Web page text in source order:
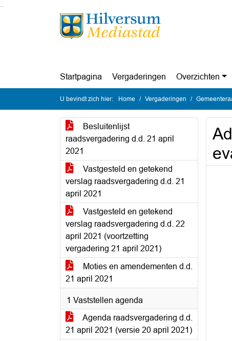
Ga naar de inhoud van deze pagina
Ga naar het zoeken
Ga naar het menu
Startpagina Vergaderingen Overzichten
U bevindt zich hier: Home Vergaderingen
Besluitenlijst
raadsvergadering d.d. 21 april
2021
Vastgesteld en getekend
verslag raadsvergadering d.d. 21
april 2021
Vastgesteld en getekend
verslag raadsvergadering d.d. 22
april 2021 (voortzetting
vergadering 21 april 2021)
Moties en amendementen d.d.
21 april 2021
1 Vaststellen agenda
Agenda raadsvergadering d.d.
21 april 2021 (versie 20 april 2021)